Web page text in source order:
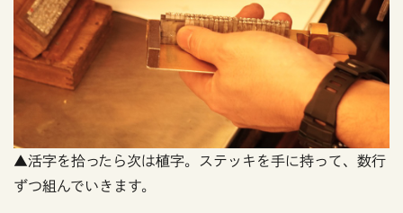
▲活字を拾ったら次は植字。ステッキを手に持って、数行
ずつ組んでいきます。